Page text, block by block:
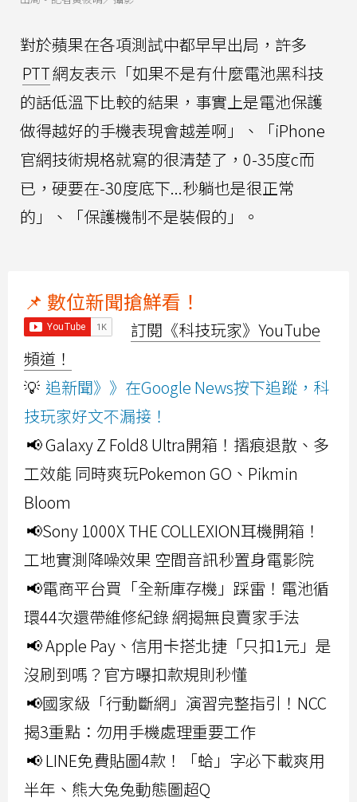
對於蘋果在各項測試中都早早出局，許多
PTT網友表示「如果不是有什麼電池黑科技
的話低溫下比較的結果，事實上是電池保護
做得越好的手機表現會越差啊」、「iPhone
官網技術規格就寫的很清楚了，0-35度c而
已，硬要在-30度底下...秒躺也是很正常
的」、「保護機制不是裝假的」。
📌 數位新聞搶鮮看！
訂閱《科技玩家》YouTube
頻道！
💡 追新聞》》在Google News按下追蹤，科
技玩家好文不漏接！
📢 Galaxy Z Fold8 Ultra開箱！摺痕退散、多
工效能 同時爽玩Pokemon GO、Pikmin
Bloom
📢Sony 1000X THE COLLEXION耳機開箱！
工地實測降噪效果 空間音訊秒置身電影院
📢電商平台買「全新庫存機」踩雷！電池循
環44次還帶維修紀錄 網揭無良賣家手法
📢 Apple Pay、信用卡搭北捷「只扣1元」是
沒刷到嗎？官方曝扣款規則秒懂
📢國家級「行動斷網」演習完整指引！NCC
揭3重點：勿用手機處理重要工作
📢 LINE免費貼圖4款！「蛤」字必下載爽用
半年、熊大兔兔動態圖超Q